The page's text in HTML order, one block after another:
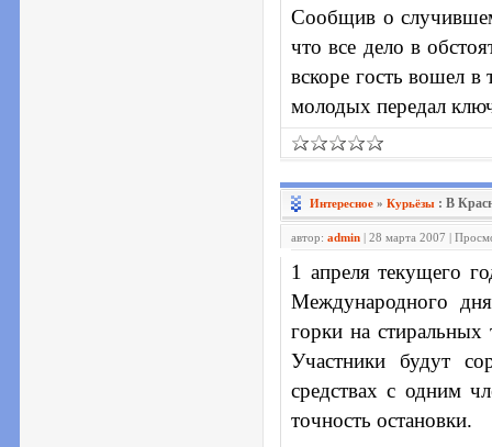
Сообщив о
что все дело в
вскоре гость вошел в
молодых передал
Интересное » Курьёзы : В
автор: admin | 28 марта 2007 |
1 апреля текущего
Международного
горки на стиральных
Участники будут
средствах с одним
точность остановки.